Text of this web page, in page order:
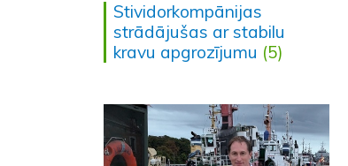
Stividorkompānijas
strādājušas ar stabilu
kravu apgrozījumu (5)